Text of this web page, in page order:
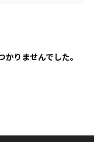
りませんでした。